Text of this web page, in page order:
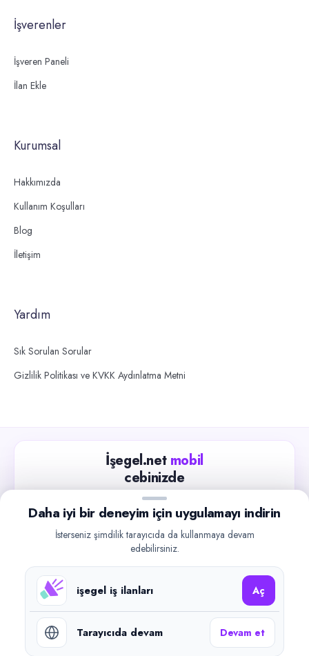
İşverenler
İşveren Paneli
İlan Ekle
Kurumsal
Hakkımızda
Kullanım Koşulları
Blog
İletişim
Yardım
Sık Sorulan Sorular
Gizlilik Politikası ve KVKK Aydınlatma Metni
İşegel.net mobil
cebinizde
Güncel iş ilanlarını takip edin, işverenlerle hızlıca
iletişime geçin.
Google Play
©2026işegel.net. Tüm hakları saklıdır.
Daha iyi bir deneyim için uygulamayı indirin
İsterseniz şimdilik tarayıcıda da kullanmaya devam
edebilirsiniz.
işegel iş ilanları Aç
Tarayıcıda devam Devam et